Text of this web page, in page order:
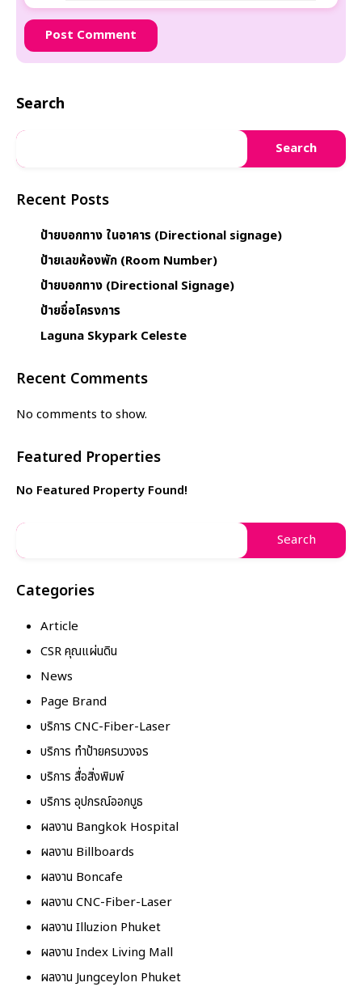
Search
Search
Recent Posts
ป้ายบอกทาง ในอาคาร (Directional signage)
ป้ายเลขห้องพัก (Room Number)
ป้ายบอกทาง (Directional Signage)
ป้ายชื่อโครงการ
Laguna Skypark Celeste
Recent Comments
No comments to show.
Featured Properties
No Featured Property Found!
Categories
Article
CSR คุณแผ่นดิน
News
Page Brand
บริการ CNC-Fiber-Laser
บริการ ทำป้ายครบวงจร
บริการ สื่อสิ่งพิมพ์
บริการ อุปกรณ์ออกบูธ
ผลงาน Bangkok Hospital
ผลงาน Billboards
ผลงาน Boncafe
ผลงาน CNC-Fiber-Laser
ผลงาน Illuzion Phuket
ผลงาน Index Living Mall
ผลงาน Jungceylon Phuket